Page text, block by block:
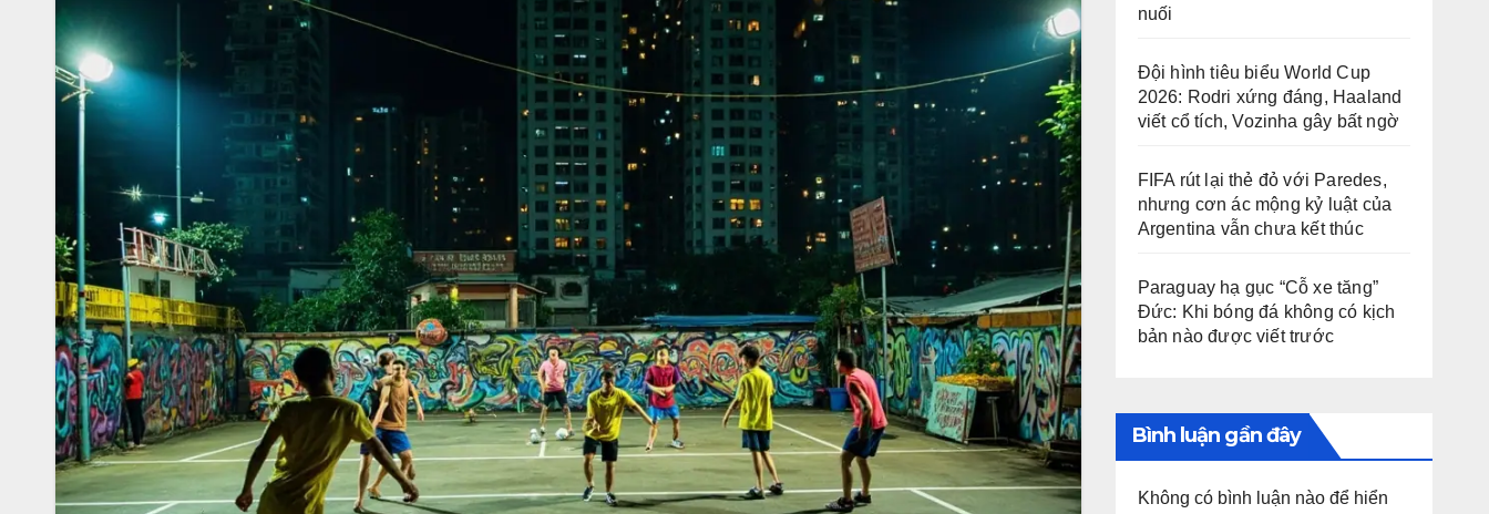
nuối
Đội hình tiêu biểu World Cup
2026: Rodri xứng đáng, Haaland
viết cổ tích, Vozinha gây bất ngờ
FIFA rút lại thẻ đỏ với Paredes,
nhưng cơn ác mộng kỷ luật của
Argentina vẫn chưa kết thúc
Paraguay hạ gục “Cỗ xe tăng”
Đức: Khi bóng đá không có kịch
bản nào được viết trước
Bình luận gần đây
Không có bình luận nào để hiển